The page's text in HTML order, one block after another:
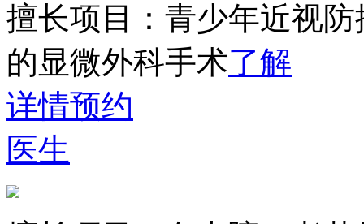
擅长项目： 青少年近视
的显微外科手术了解
详情预约
医生